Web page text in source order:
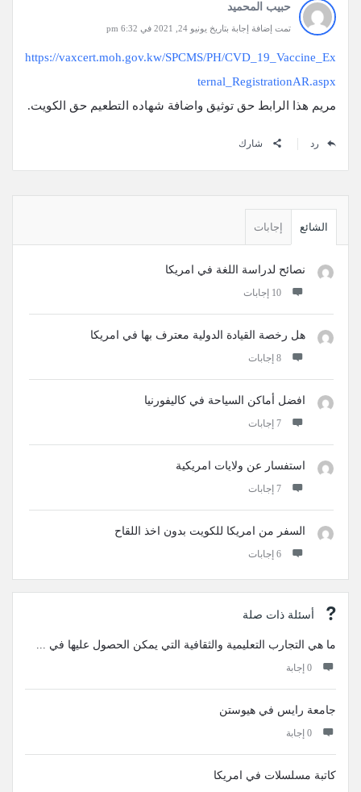
حبيب المحميد
تمت إضافة إجابة بتاريخ يونيو 24, 2021 في 6:32 pm
https://vaxcert.moh.gov.kw/SPCMS/PH/CVD_19_Vaccine_Ex
ternal_RegistrationAR.aspx
مريم هذا الرابط حق توثيق واضافة شهاده التطعيم حق الكويت.
رد شارك
الجانبيةالشائع إجابات
نصائح لدراسة اللغة في امريكا
‫10 إجابات
هل رخصة القيادة الدولية معترف بها في امريكا
‫8 إجابات
افضل أماكن السياحة في كاليفورنيا
‫7 إجابات
استفسار عن ولايات امريكية
‫7 إجابات
السفر من امريكا للكويت بدون اخذ اللقاح
‫6 إجابات
أسئلة ذات صلة
ما هي التجارب التعليمية والثقافية التي يمكن الحصول عليها في ...
‫0 إجابة
جامعة رايس في هيوستن
‫0 إجابة
كاتبة مسلسلات في امريكا